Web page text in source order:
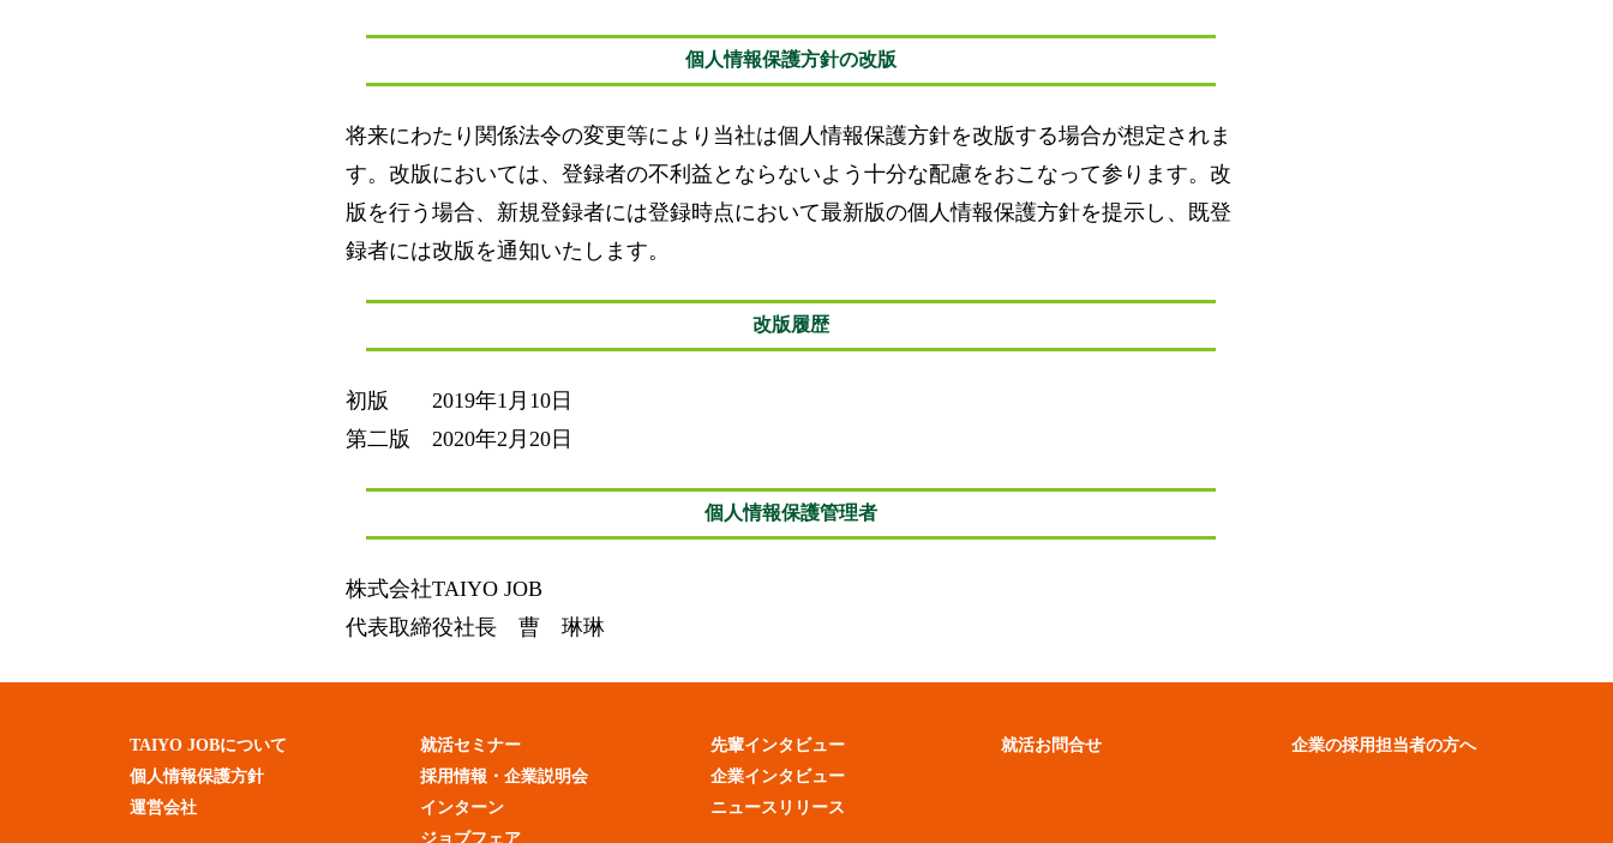
個人情報保護方針の改版
将来にわたり関係法令の変更等により当社は個人情報保護方針を改版する場合が想定されま
す。改版においては、登録者の不利益とならないよう十分な配慮をおこなって参ります。改
版を行う場合、新規登録者には登録時点において最新版の個人情報保護方針を提示し、既登
録者には改版を通知いたします。
改版履歴
初版 2019年1月10日
第二版 2020年2月20日
個人情報保護管理者
株式会社TAIYO JOB
代表取締役社長 曹 琳琳
TAIYO JOBについて
個人情報保護方針
運営会社
就活セミナー
採用情報・企業説明会
インターン
ジョブフェア
先輩インタビュー
企業インタビュー
ニュースリリース
就活お問合せ 企業の採用担当者の方へ